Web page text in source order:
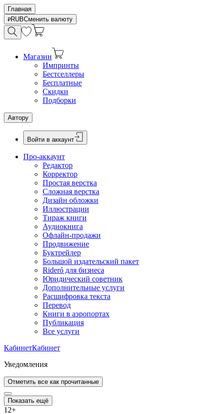
Главная
RUBСменить валюту
Магазин
Импринты
Бестселлеры
Бесплатные
Скидки
Подборки
Автору
Войти в аккаунт
Про-аккаунт
Редактор
Корректор
Простая верстка
Сложная верстка
Дизайн обложки
Иллюстрации
Тираж книги
Аудиокнига
Офлайн-продажи
Продвижение
Буктрейлер
Большой издательский пакет
Rideró для бизнеса
Юридический советник
Дополнительные услуги
Расшифровка текста
Перевод
Книги в аэропортах
Публикация
Все услуги
КабинетКабинет
Уведомления
Отметить все как прочитанные
Показать ещё
12+